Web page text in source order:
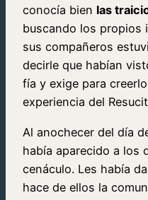
conocía bien las
buscando los propios
sus compañeros
decirle que habían
fía y exige para
experiencia del
Al anochecer del día
había aparecido a los
cenáculo. Les había
hace de ellos la